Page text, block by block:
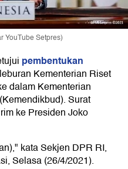
YouTube Setpres)
pembentukan
Kementerian Riset
dalam Kementerian
Surat
ke Presiden Joko
kata Sekjen DPR RI,
Selasa (26/4/2021).